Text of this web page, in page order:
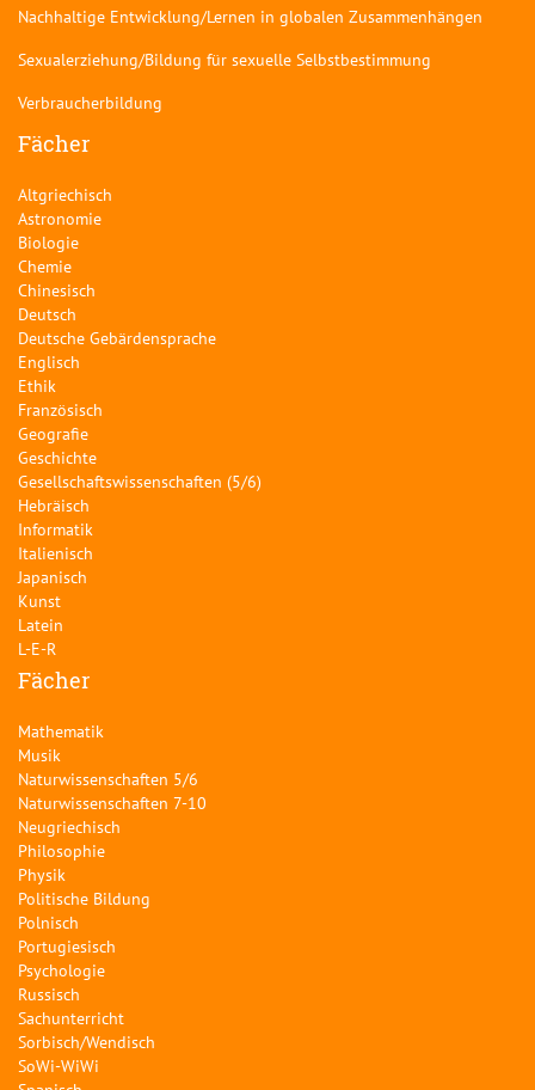
Nachhaltige Entwicklung/Lernen in globalen Zusammenhängen
Sexualerziehung/Bildung für sexuelle Selbstbestimmung
Verbraucherbildung
Fächer
Altgriechisch
Astronomie
Biologie
Chemie
Chinesisch
Deutsch
Deutsche Gebärdensprache
Englisch
Ethik
Französisch
Geografie
Geschichte
Gesellschaftswissenschaften (5/6)
Hebräisch
Informatik
Italienisch
Japanisch
Kunst
Latein
L-E-R
Fächer
Mathematik
Musik
Naturwissenschaften 5/6
Naturwissenschaften 7-10
Neugriechisch
Philosophie
Physik
Politische Bildung
Polnisch
Portugiesisch
Psychologie
Russisch
Sachunterricht
Sorbisch/Wendisch
SoWi-WiWi